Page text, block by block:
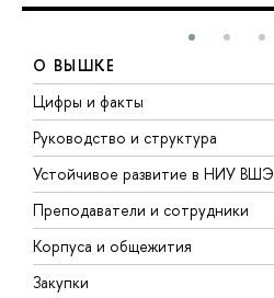
О ВЫШКЕ
Цифры и факты
Руководство и структура
Устойчивое развитие в НИУ ВШЭ
Преподаватели и сотрудники
Корпуса и общежития
Закупки